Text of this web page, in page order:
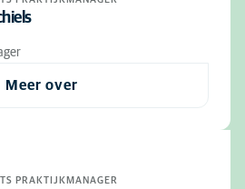
Meer over
PRAKTIJKMANAGER